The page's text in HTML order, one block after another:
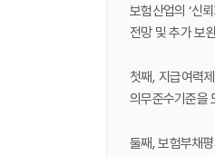
보험산업의 ‘신
전망 및 추가 보
첫째, 지급여력
의무준수기준을
둘째, 보험부채